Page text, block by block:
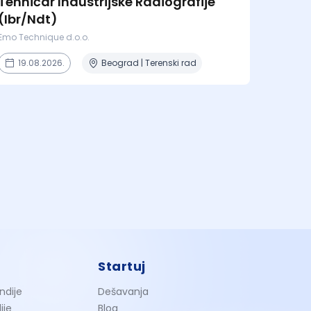
Ndt)
Technique d.o.o.
19.08.2026. Beograd | Terenski rad
Startuj
Dešavanja
Blog